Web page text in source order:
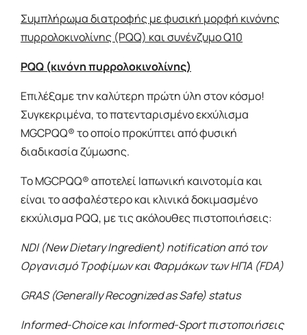
Συμπλήρωμα διατροφής με φυσική μορφή κινόνης
πυρρολοκινολίνης (PQQ) και συνένζυμο Q10
PQQ (κινόνη πυρρολοκινολίνης)
Επιλέξαμε την καλύτερη πρώτη ύλη στον κόσμο!
Συγκεκριμένα, το πατενταρισμένο εκχύλισμα
MGCPQQ® το οποίο προκύπτει από φυσική
διαδικασία ζύμωσης.
Το MGCPQQ® αποτελεί Ιαπωνική καινοτομία και
είναι το ασφαλέστερο και κλινικά δοκιμασμένο
εκχύλισμα PQQ, με τις ακόλουθες πιστοποιήσεις:
NDI (New Dietary Ingredient) notification από τον
Οργανισμό Τροφίμων και Φαρμάκων των ΗΠΑ (FDA)
GRAS (Generally Recognized as Safe) status
Informed-Choice και Informed-Sport πιστοποιήσεις